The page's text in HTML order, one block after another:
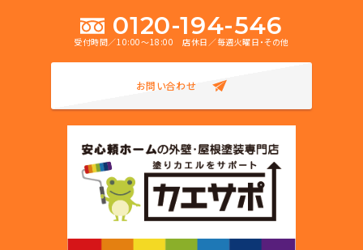
0120-194-546
受付時間／10:00～18:00 店休日／毎週火曜日・その他
お問い合わせ